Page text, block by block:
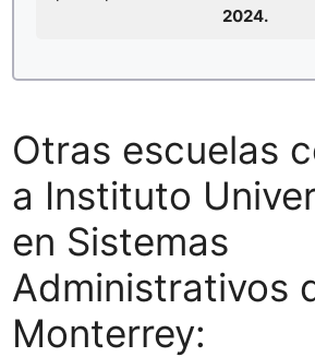
2024.
Otras escuelas
a Instituto
en Sistemas
Administrativos
Monterrey: